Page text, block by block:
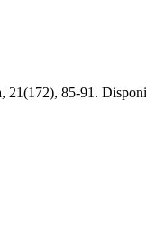
21(172), 85-91.